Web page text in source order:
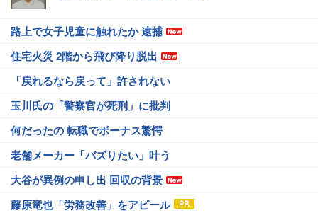
路上で女子児童に触れたか 逮捕
住宅火災 2階から飛び降り脱出
「戻れるなら戻って」許されない
玉川氏の「警察官が死刑」に批判
何だったの 転職でボーナス驚愕
老舗メーカー「バズりたい」叶う
大谷が異例の申し出 回収の背景
藤原竜也「労務改善」をアピール